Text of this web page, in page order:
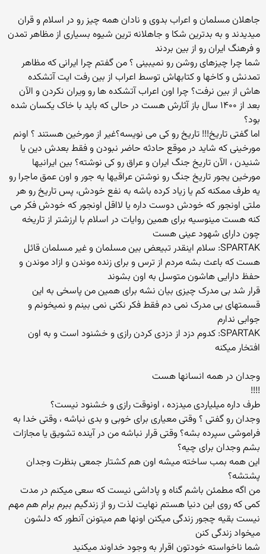
جاهلان مسلمان و اعراب بدوی و نادان همه چیز رو در اسلام و قران
میدیدند و به بدترین شکا و جاهلانه ترین شیوه بسیاری از مظاهر تمدن
و فرهنگ ایران رو از بین بردند
شما چرا چیزهای روشن رو نمیبینی ؟ من گفتم چرا ایرانی که مظاهر
تمدنش و کاخها و کتابهاش توسط اعراب از بین رفت ایت آتشکده
هاش از بین نرفت؟ چرا اون اعراب آتشکده ها رو ویران نکردن و الآن
بعد از ۱۴۰۰ سال باز آثارش هست در حالی که باید با خاک یکسان شده
بود؟
اما گفتی تاریخ!!! تاریخ رو کی می نویسه؟غیر از مورخین هستند ؟ اونم
مورخینی که شاید در موقع حادثه حاضر نبودن و فقط بعدش دین یا
شنیدن ، الآن تاریخ جنگ ایران و عراق رو کی نوشته؟ بین ایرانیها
مورخین یجور تاریخ جنگ رو نوشتن عراقیها یه جور و اون عمق ماجرا رو
یه طرف ممکنه کم یا زیاد کرده باشه به نفع خودش، پس تاریخ رو هر
ملتی اونجور که خودش دوست داره یا لااقل اونجور که خودش فکر می
کنه هست مینوسیه برای همین روایات در اسلام با ارزشتر از تاریخه
چون دارای شهود عینی هست
SPARTAK: سلام اینقدر تبیعض بین مسلمان و غیر مسلمان قائل
هست که باعث بشه مردم از ترس و برای زنده موندن و ازاد موندن و
حفظ دارایی هاشون متوسل به اون بشوند
قرار شد بی مدرک چیزی بیان نشه برای همین من پاسخی به این
قسمتهای بی مدرک نمی دم فقط فکر نکنی نمی بینم و نمیخونم و
جوابی ندارم
SPARTAK: کدوم دزد از دزدی کردن رازی و خشنود است و به اون
افتخار میکنه
وجدان در همه انسانها هست
!!!!
طرف داره میلیاردی میدزده ، اونوقت رازی و خشنود نیست؟
وجدان رو گفتی ؟ وقتی معیاری برای خوبی و بدی نباشه ، وقتی خدا به
فراموشی سپرده بشه؟ وقتی قرار نباشه من در آینده تشویق یا مجازات
بشم وجدان برای چیه؟
این همه بمب ساخته میشه اون هم کشتار جمعی بنظرت وجدان
پشتشه؟
من اگه مطمئن باشم گناه و پاداشی نیست که سعی میکنم در مدت
کمی که روی این دنیا هستم نهایت لذت رو از زندگیم ببرم برام هم مهم
نیست بقیه چجور زندگی میکنن اونها هم میتونن آنطور که دلشون
میخواد زندگی کنن
شما ناخواسته خودتون اقرار به وجود خداوند میکنید